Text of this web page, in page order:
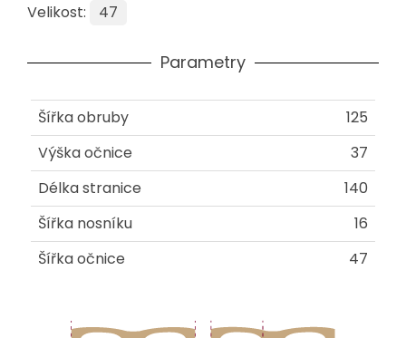
Velikost: 47
Parametry
Šířka obruby
125
Výška očnice
37
Délka stranice
140
Šířka nosníku
16
Šířka očnice
47